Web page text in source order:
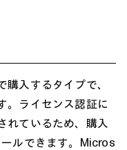
入するタイプで、
。ライセンス認証に
れているため、購入
ルできます。Micros